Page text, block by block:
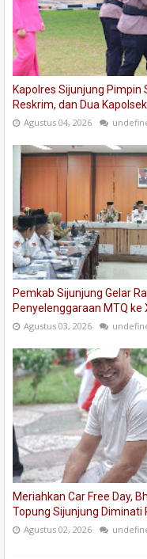
Kapolres Sijunjung Pimpin
Reskrim, dan Dua Kapolsek.
Agustus 04, 2026
Pemkab Sijunjung Gelar
Penyelenggaraan MTQ ke
Agustus 03, 2026
Meriahkan Car Free Day,
Topung Sijunjung
Agustus 02, 2026